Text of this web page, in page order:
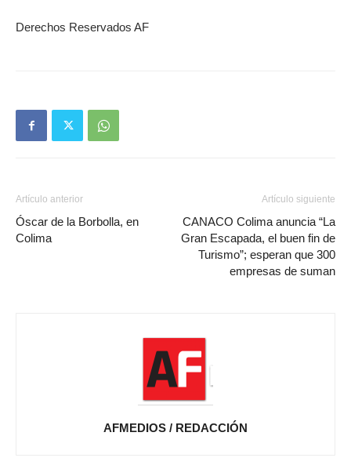
Derechos Reservados AF
Artículo anterior
Óscar de la Borbolla, en
Colima
Artículo siguiente
CANACO Colima anuncia “La
Gran Escapada, el buen fin de
Turismo”; esperan que 300
empresas de suman
AFMEDIOS / REDACCIÓN